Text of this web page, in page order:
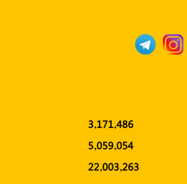
3,171,486
5,059,054
22,003,263